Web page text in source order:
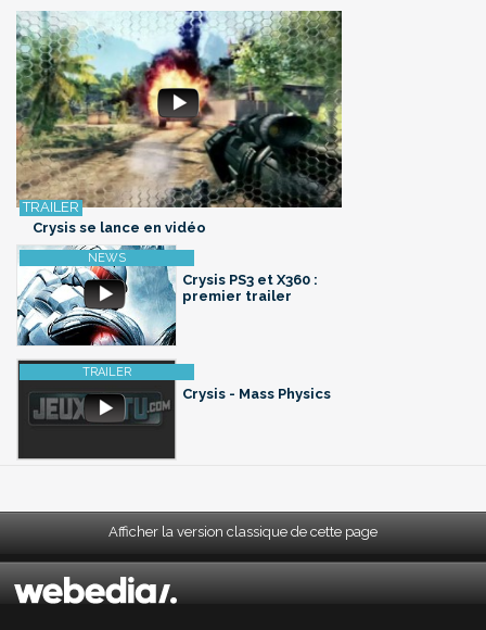
Crysis se lance en vidéo
Crysis PS3 et X360 :
premier trailer
Crysis - Mass Physics
Afficher la version classique de cette page